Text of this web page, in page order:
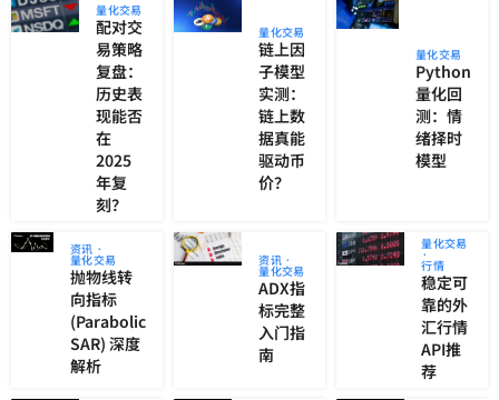
量化交易
配对交
易策略
复盘：
历史表
现能否
在
2025
年复
刻？
量化交易
链上因
子模型
实测：
链上数
据真能
驱动币
价？
量化交易
Python
量化回
测：情
绪择时
模型
资讯
量化交易
抛物线转
向指标
(Parabolic
SAR) 深度
解析
资讯
量化交易
ADX指
标完整
入门指
南
量化交易
行情
稳定可
靠的外
汇行情
API推
荐